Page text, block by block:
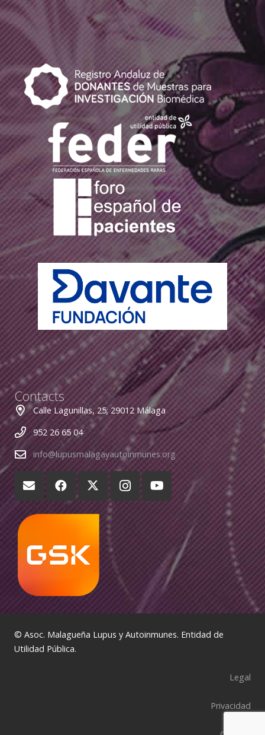
Contacts
Calle Lagunillas, 25; 29012 Málaga
952 26 65 04
info@lupusmalagayautoinmunes.org
© Asoc. Malagueña Lupus y Autoinmunes. Entidad de
Utilidad Pública.
Legal
Privacidad